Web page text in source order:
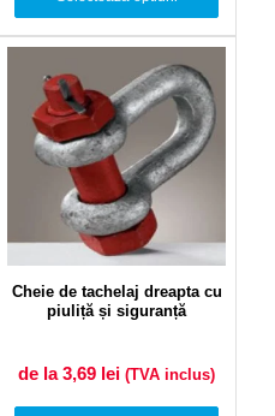
Cheie de tachelaj dreapta cu
piuliță și siguranță
de la 3,69 lei (TVA inclus)